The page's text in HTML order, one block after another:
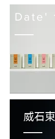
Date'
威石